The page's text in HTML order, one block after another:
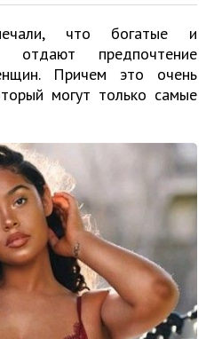
что богатые и
отдают предпочтение
Причем это очень
могут только самые